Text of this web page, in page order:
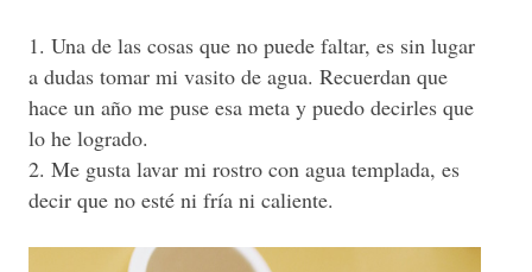
1. Una de las cosas que no puede faltar, es sin lugar
a dudas tomar mi vasito de agua. Recuerdan que
hace un año me puse esa meta y puedo decirles que
lo he logrado.
2. Me gusta lavar mi rostro con agua templada, es
decir que no esté ni fría ni caliente.